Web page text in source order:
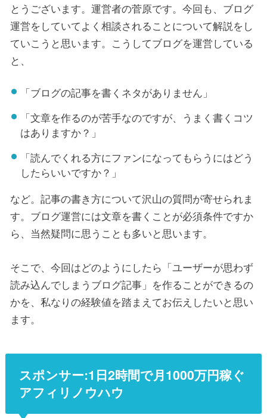
とうございます。運営者の菅原です。今回も、ブログ
運営をしていてよく相談されることについて解説をし
ていこうと思います。こうしてブログを運営している
と、
「ブログの記事を書くネタがありません」
「文章を作るのが苦手なのですが、うまく書くコツ
はありますか？」
「読んでくれる方にファンになってもらうにはどう
したらいいですか？」
など。記事の書き方について沢山の質問が寄せられま
す。ブログ運営には文章を書くことが必須条件ですか
ら、当然疑問に思うことも多いと思います。
そこで、今回はどのようにしたら「ユーザーが思わず
読み込んでしまうブログ記事」を作ることができるの
かを、私なりの経験値を踏まえてお伝えしたいと思い
ます。
スポンサー:1日2時間で月1000万円稼ぐ
アフィリノウハウ